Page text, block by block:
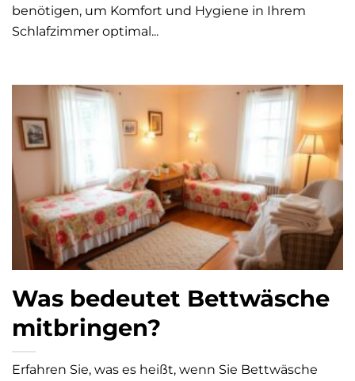
benötigen, um Komfort und Hygiene in Ihrem
Schlafzimmer optimal...
Was bedeutet Bettwäsche
mitbringen?
Erfahren Sie, was es heißt, wenn Sie Bettwäsche